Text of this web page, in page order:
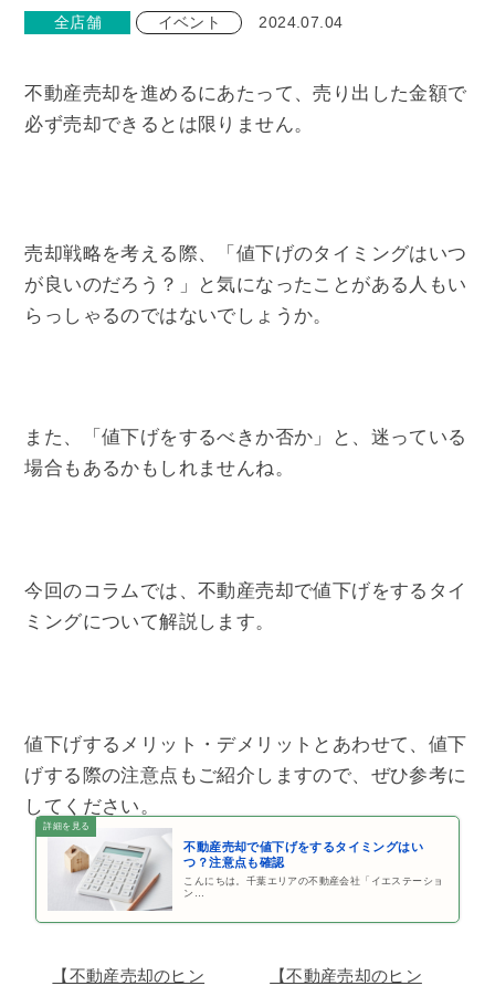
全店舗 イベント 2024.07.04
不動産売却を進めるにあたって、売り出した金額で
必ず売却できるとは限りません。
売却戦略を考える際、「値下げのタイミングはいつ
が良いのだろう？」と気になったことがある人もい
らっしゃるのではないでしょうか。
また、「値下げをするべきか否か」と、迷っている
場合もあるかもしれませんね。
今回のコラムでは、不動産売却で値下げをするタイ
ミングについて解説します。
値下げするメリット・デメリットとあわせて、値下
げする際の注意点もご紹介しますので、ぜひ参考に
してください。
不動産売却で値下げをするタイミングはい
つ？注意点も確認
こんにちは。千葉エリアの不動産会社「イエステーショ
ン…
【不動産売却のヒン
【不動産売却のヒン